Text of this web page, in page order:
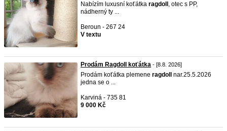
Nabízím luxusní koťátka ragdoll , otec s PP,
nádherný ty ...
Beroun - 267 24
V textu
Prodám Ragdoll koťátka - [8.8. 2026]
Prodám koťátka plemene ragdoll
nar.25.5.2026
jedna se o ...
Karviná - 735 81
9 000 Kč